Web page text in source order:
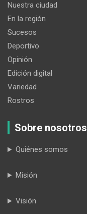
Nuestra ciudad
En la región
Sucesos
Deportivo
Opinión
Edición digital
Variedad
Rostros
Sobre nosotros
Quiénes somos
Misión
Visión